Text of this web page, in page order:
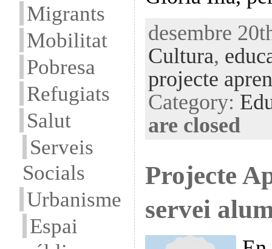
Migrants
Mobilitat
Pobresa
Refugiats
Salut
Serveis
Socials
Urbanisme
Espai
desembre
Cultura,
projecte
Category:
are closed
Projecte
servei